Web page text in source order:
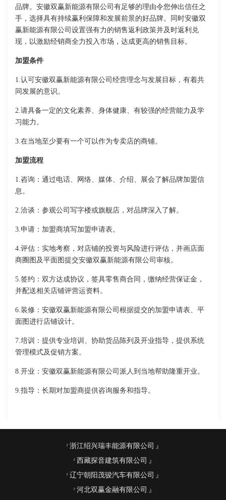
品牌。安徽双赢新能源有限公司有足够的理由令您伸出信任之
手，选择具有持续赢利保障和发展前景的好品牌。同时安徽双
赢新能源有限公司设置强有力的销售返利政策并及时返利兑
现，以激励经销商全力投入市场，达成更高的销售目标。
加盟条件
1.认可安徽双赢新能源有限公司经营理念与发展目标，有着共
同发展的意识。
2.请具备一定的文化素养、身体健康、有较强的经营能力及学
习能力。
3.在当地至少要有一个可以作为专卖店的商铺。
加盟流程
1.咨询：通过电话、网络、媒体、介绍、展会了解品牌加盟信
息。
2.洽谈：参观公司写字楼或旗舰店，对品牌深入了解。
3.申请：加盟商填写加盟申请表。
4.评估：实地考察，对店铺的投资与风险进行评估，并画店面
商圈图及平面图提交安徽双赢新能源有限公司审核。
5.签约：双方达成协议，签具零售商合同，缴纳经营保证金，
并配送相关店铺评营运资料。
6.装修：安徽双赢新能源有限公司根据提交的加盟申请表、平
面图进行店铺设计。
7.培训：提供专业培训、协助货品陈列及开业指导，提供系统
管理模式及促销方案。
8.开业：安徽双赢新能源有限公司派人到当地帮助隆重开业。
9.指导：长期对加盟商提供咨询服务和指导。
浙江绍兴瑞丰能源有限公司
西藏探音建筑有限公司
辽宁朝阳茂骏汽车有限公司
河北双赢金融有限公司